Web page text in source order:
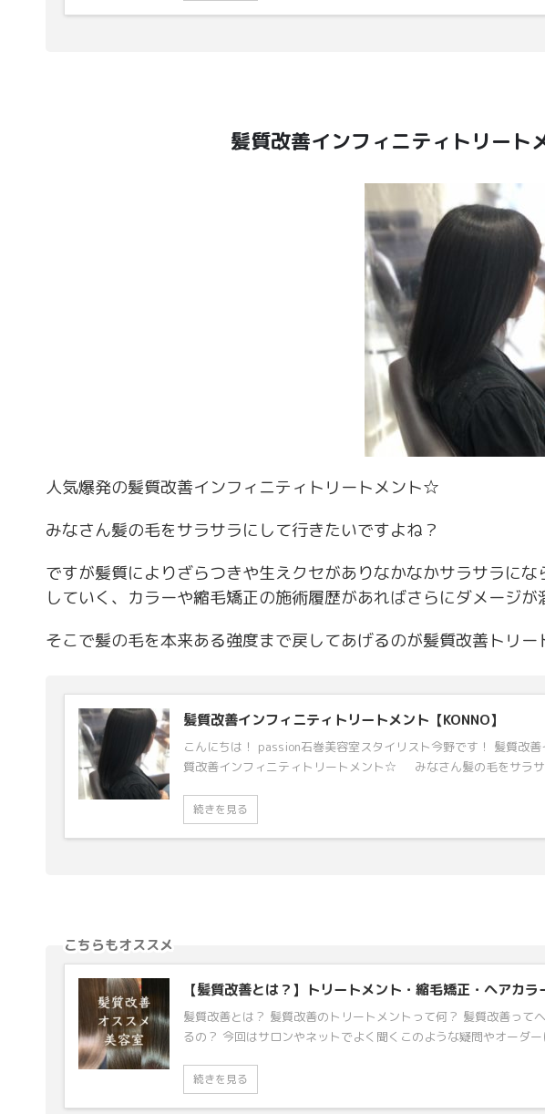
髪質改善インフィニティトリート
人気爆発の髪質改善インフィニティトリートメント☆
みなさん髪の毛をサラサラにして行きたいですよね？
ですが髪質によりざらつきや生えクセがありなかなかサラサラに
していく、カラーや縮毛矯正の施術履歴があればさらにダメージが
そこで髪の毛を本来ある強度まで戻してあげるのが髪質改善トリー
髪質改善インフィニティトリートメント【KONNO】
こんにちは！ passion石巻美容室スタイリスト今野です！ 髪質改
質改善インフィニティトリートメント☆ みなさん髪の毛をサラサ
続きを見る
こちらもオススメ
【髪質改善とは？】トリートメント・縮毛矯正・ヘアカ
髪質改善とは？ 髪質改善のトリートメントって何？ 髪質改善って
るの？ 今回はサロンやネットでよく聞くこのような疑問やオーダ
続きを見る